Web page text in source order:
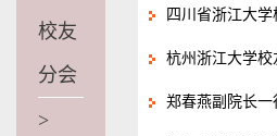
校友
分会
>
分会换届大会
才培养座谈会顺
四川省浙江大
会成立
杭州浙江大学
院分会成立大会
郑春燕副院长